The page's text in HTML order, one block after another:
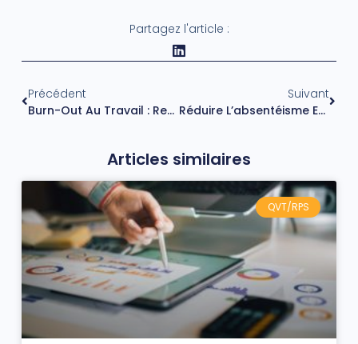
Partagez l'article :
Précédent
Burn-Out Au Travail : Reconnaître Les Signes, Agir Sur Les Causes Et Protéger Ses Équipes
Suivant
Réduire L’absentéisme En Entreprise : Causes Réelles Et Leviers D’action Concrets
Articles similaires
QVT/RPS